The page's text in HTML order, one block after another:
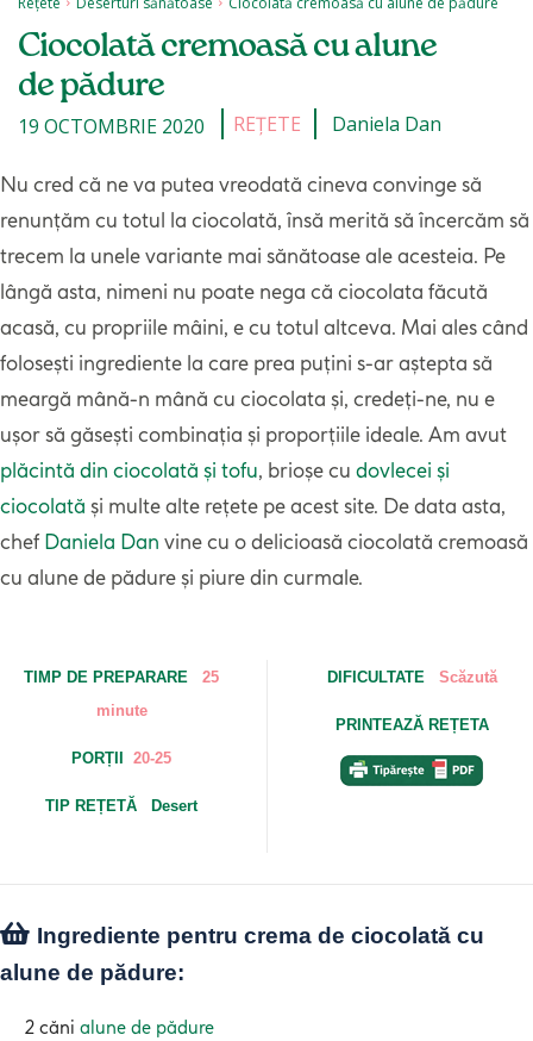
Ciocolată cremoasă cu alune
de pădure
19 OCTOMBRIE 2020 REȚETE Daniela Dan
Nu cred că ne va putea vreodată cineva convinge să
renunțăm cu totul la ciocolată, însă merită să încercăm să
trecem la unele variante mai sănătoase ale acesteia. Pe
lângă asta, nimeni nu poate nega că ciocolata făcută
acasă, cu propriile mâini, e cu totul altceva. Mai ales când
folosești ingrediente la care prea puțini s-ar aștepta să
meargă mână-n mână cu ciocolata și, credeți-ne, nu e
ușor să găsești combinația și proporțiile ideale. Am avut
plăcintă din ciocolată și tofu, brioșe cu dovlecei și
ciocolată și multe alte rețete pe acest site. De data asta,
chefDaniela Dan vine cu o delicioasă ciocolată cremoasă
cu alune de pădure și piure din curmale.
TIMP DE PREPARARE
25
minute
PORȚII 20-25
TIP REȚETĂ Desert
DIFICULTATE Scăzută
PRINTEAZĂ REȚETA
Ingrediente pentru crema de ciocolată cu
alune de pădure:
2 căni alune de pădure